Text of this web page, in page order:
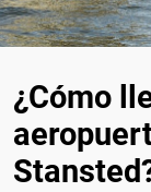
¿Cómo